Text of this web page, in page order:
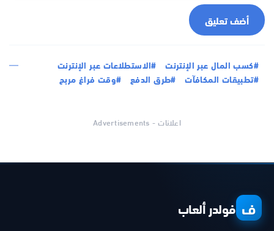
أضف تعليق
#كسب المال عبر الإنترنت
#الاستطلاعات عبر الإنترنت
#تطبيقات المكافآت
#طرق الدفع #وقت فراغ مربح
اعلانات - Advertisements
ف فولدر ألعاب